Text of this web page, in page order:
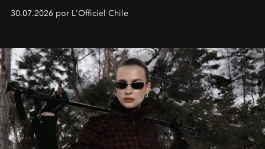
semanas. Los expertos ponen en práctica una técnica
que se enseña solamente en la escuela de formación de
30.07.2026 por L'Officiel Chile